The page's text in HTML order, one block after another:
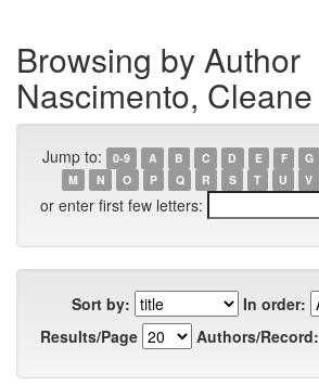
Browsing by Author
Nascimento, Cleane
Jump to: 0-9 A B C D E F G
M
N O P Q R S T U V
or enter first few letters:
Sort by:
In order:
Results/Page
Authors/Record: